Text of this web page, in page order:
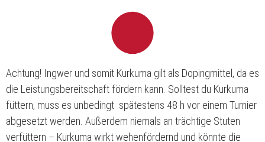
Achtung! Ingwer und somit Kurkuma gilt als Dopingmittel, da es
die Leistungsbereitschaft fördern kann. Solltest du Kurkuma
füttern, muss es unbedingt spätestens 48 h vor einem Turnier
abgesetzt werden. Außerdem niemals an trächtige Stuten
verfüttern – Kurkuma wirkt wehenfördernd und könnte die